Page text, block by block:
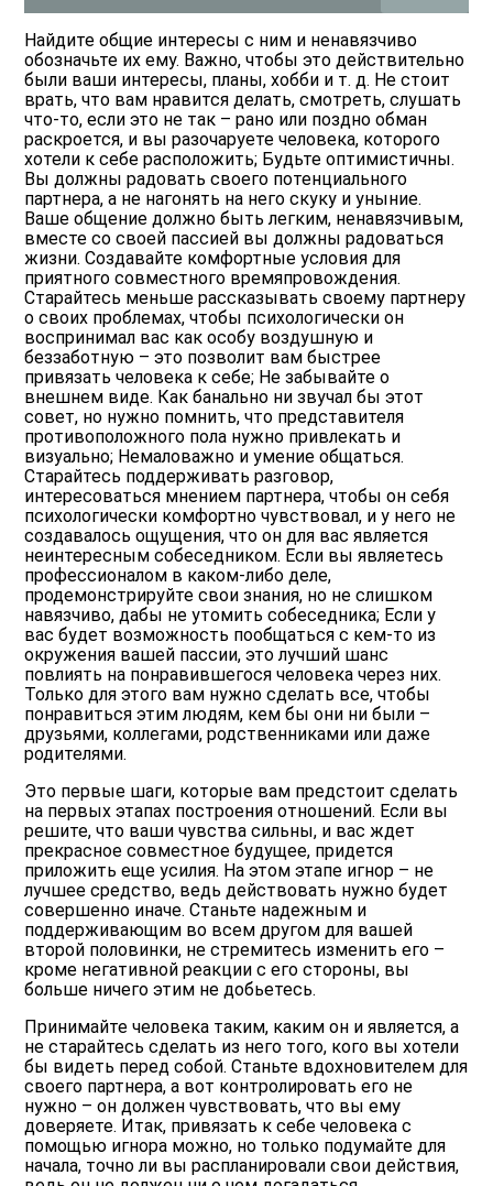
Найдите общие интересы с ним и ненавязчиво
обозначьте их ему. Важно, чтобы это действительно
были ваши интересы, планы, хобби и т. д. Не стоит
врать, что вам нравится делать, смотреть, слушать
что-то, если это не так – рано или поздно обман
раскроется, и вы разочаруете человека, которого
хотели к себе расположить; Будьте оптимистичны.
Вы должны радовать своего потенциального
партнера, а не нагонять на него скуку и уныние.
Ваше общение должно быть легким, ненавязчивым,
вместе со своей пассией вы должны радоваться
жизни. Создавайте комфортные условия для
приятного совместного времяпровождения.
Старайтесь меньше рассказывать своему партнеру
о своих проблемах, чтобы психологически он
воспринимал вас как особу воздушную и
беззаботную – это позволит вам быстрее
привязать человека к себе; Не забывайте о
внешнем виде. Как банально ни звучал бы этот
совет, но нужно помнить, что представителя
противоположного пола нужно привлекать и
визуально; Немаловажно и умение общаться.
Старайтесь поддерживать разговор,
интересоваться мнением партнера, чтобы он себя
психологически комфортно чувствовал, и у него не
создавалось ощущения, что он для вас является
неинтересным собеседником. Если вы являетесь
профессионалом в каком-либо деле,
продемонстрируйте свои знания, но не слишком
навязчиво, дабы не утомить собеседника; Если у
вас будет возможность пообщаться с кем-то из
окружения вашей пассии, это лучший шанс
повлиять на понравившегося человека через них.
Только для этого вам нужно сделать все, чтобы
понравиться этим людям, кем бы они ни были –
друзьями, коллегами, родственниками или даже
родителями.
Это первые шаги, которые вам предстоит сделать
на первых этапах построения отношений. Если вы
решите, что ваши чувства сильны, и вас ждет
прекрасное совместное будущее, придется
приложить еще усилия. На этом этапе игнор – не
лучшее средство, ведь действовать нужно будет
совершенно иначе. Станьте надежным и
поддерживающим во всем другом для вашей
второй половинки, не стремитесь изменить его –
кроме негативной реакции с его стороны, вы
больше ничего этим не добьетесь.
Принимайте человека таким, каким он и является, а
не старайтесь сделать из него того, кого вы хотели
бы видеть перед собой. Станьте вдохновителем для
своего партнера, а вот контролировать его не
нужно – он должен чувствовать, что вы ему
доверяете. Итак, привязать к себе человека с
помощью игнора можно, но только подумайте для
начала, точно ли вы распланировали свои действия,